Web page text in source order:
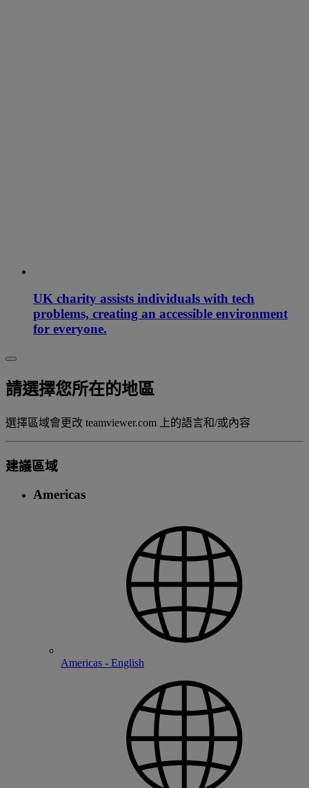
UK charity assists individuals with tech
problems, creating an accessible environment
for everyone.
請選擇您所在的地區
選擇區域會更改 teamviewer.com 上的語言和/或內容
建議區域
Americas
Americas - English